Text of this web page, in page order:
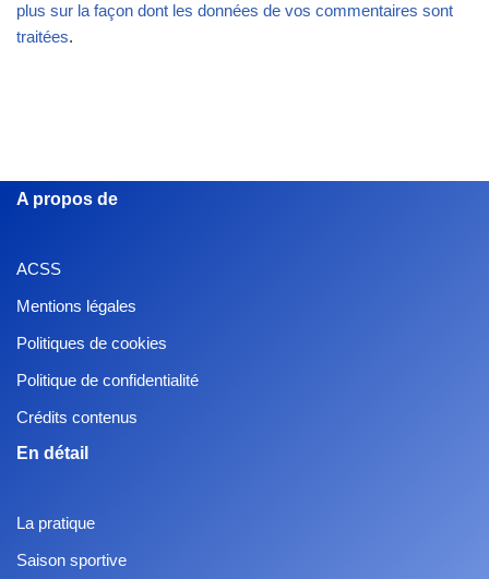
plus sur la façon dont les données de vos commentaires sont
traitées.
A propos de
ACSS
Mentions légales
Politiques de cookies
Politique de confidentialité
Crédits contenus
En détail
La pratique
Saison sportive